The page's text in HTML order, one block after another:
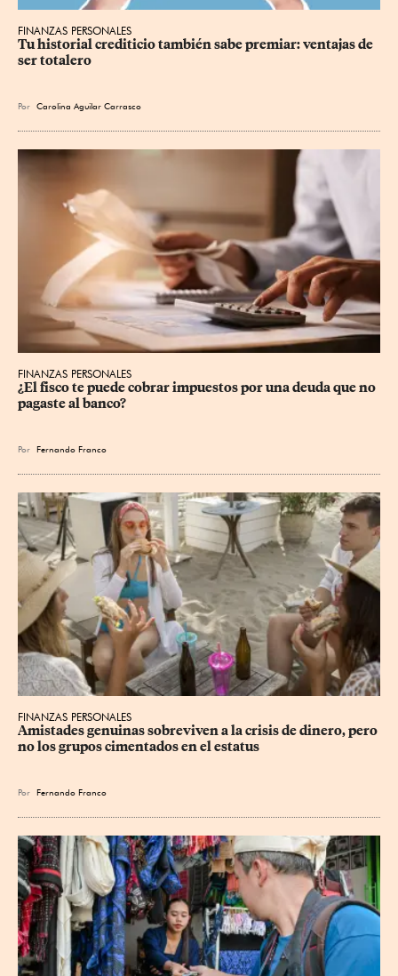
FINANZAS PERSONALES
Tu historial crediticio también sabe premiar: ventajas de
ser totalero
Por Carolina Aguilar Carrasco
FINANZAS PERSONALES
¿El fisco te puede cobrar impuestos por una deuda que no
pagaste al banco?
Por Fernando Franco
FINANZAS PERSONALES
Amistades genuinas sobreviven a la crisis de dinero, pero
no los grupos cimentados en el estatus
Por Fernando Franco